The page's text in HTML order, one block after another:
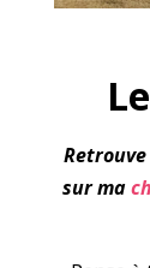
sur ma